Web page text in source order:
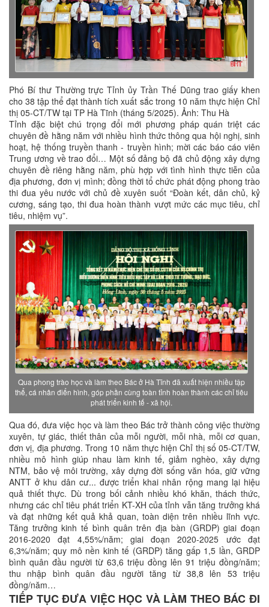
Phó Bí thư Thường trực Tỉnh ủy Trần Thế Dũng trao giấy khen
cho 38 tập thể đạt thành tích xuất sắc trong 10 năm thực hiện Chỉ
thị 05-CT/TW tại TP Hà Tĩnh (tháng 5/2025). Ảnh: Thu Hà
Tỉnh đặc biệt chú trọng đổi mới phương pháp quán triệt các
chuyên đề hằng năm với nhiều hình thức thông qua hội nghị, sinh
hoạt, hệ thống truyền thanh - truyền hình; mời các báo cáo viên
Trung ương về trao đổi… Một số đảng bộ đã chủ động xây dựng
chuyên đề riêng hằng năm, phù hợp với tình hình thực tiễn của
địa phương, đơn vị mình; đồng thời tổ chức phát động phong trào
thi đua yêu nước với chủ đề xuyên suốt “Đoàn kết, dân chủ, kỷ
cương, sáng tạo, thi đua hoàn thành vượt mức các mục tiêu, chỉ
tiêu, nhiệm vụ”.
Qua phong trào học và làm theo Bác ở Hà Tĩnh đã xuất hiện nhiều tập
thể, cá nhân điển hình, góp phần cùng toàn tỉnh hoàn thành các chỉ tiêu
phát triển kinh tế - xã hội.
Qua đó, đưa việc học và làm theo Bác trở thành công việc thường
xuyên, tự giác, thiết thân của mỗi người, mỗi nhà, mỗi cơ quan,
đơn vị, địa phương. Trong 10 năm thực hiện Chỉ thị số 05-CT/TW,
nhiều mô hình giúp nhau làm kinh tế, giảm nghèo, xây dựng
NTM, bảo vệ môi trường, xây dựng đời sống văn hóa, giữ vững
ANTT ở khu dân cư... được triển khai nhân rộng mang lại hiệu
quả thiết thực. Dù trong bối cảnh nhiều khó khăn, thách thức,
nhưng các chỉ tiêu phát triển KT-XH của tỉnh vẫn tăng trưởng khá
và đạt những kết quả khả quan, toàn diện trên nhiều lĩnh vực.
Tăng trưởng kinh tế bình quân trên địa bàn (GRDP) giai đoạn
2016-2020 đạt 4,55%/năm; giai đoạn 2020-2025 ước đạt
6,3%/năm; quy mô nền kinh tế (GRDP) tăng gấp 1,5 lần, GRDP
bình quân đầu người từ 63,6 triệu đồng lên 91 triệu đồng/năm;
thu nhập bình quân đầu người tăng từ 38,8 lên 53 triệu
đồng/năm…
TIẾP TỤC ĐƯA VIỆC HỌC VÀ LÀM THEO BÁC ĐI